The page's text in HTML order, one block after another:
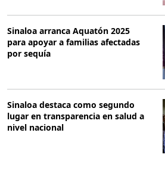
Sinaloa arranca Aquatón 2025
para apoyar a familias afectadas
por sequía
Sinaloa destaca como segundo
lugar en transparencia en salud a
nivel nacional